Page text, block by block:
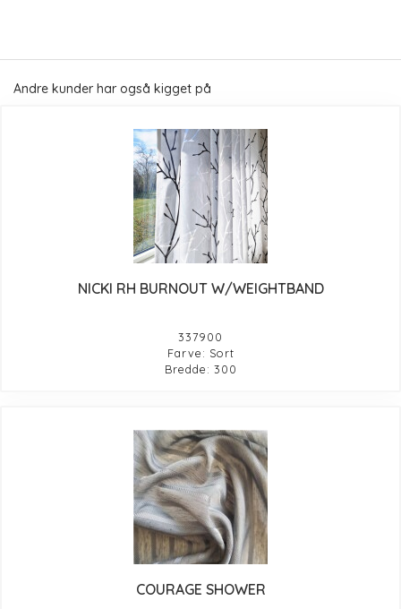
Andre kunder har også kigget på
NICKI RH BURNOUT W/WEIGHTBAND
337900
Farve: Sort
Bredde: 300
COURAGE SHOWER